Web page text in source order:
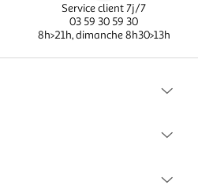
Service client 7j/7
03 59 30 59 30
8h>21h, dimanche 8h30>13h